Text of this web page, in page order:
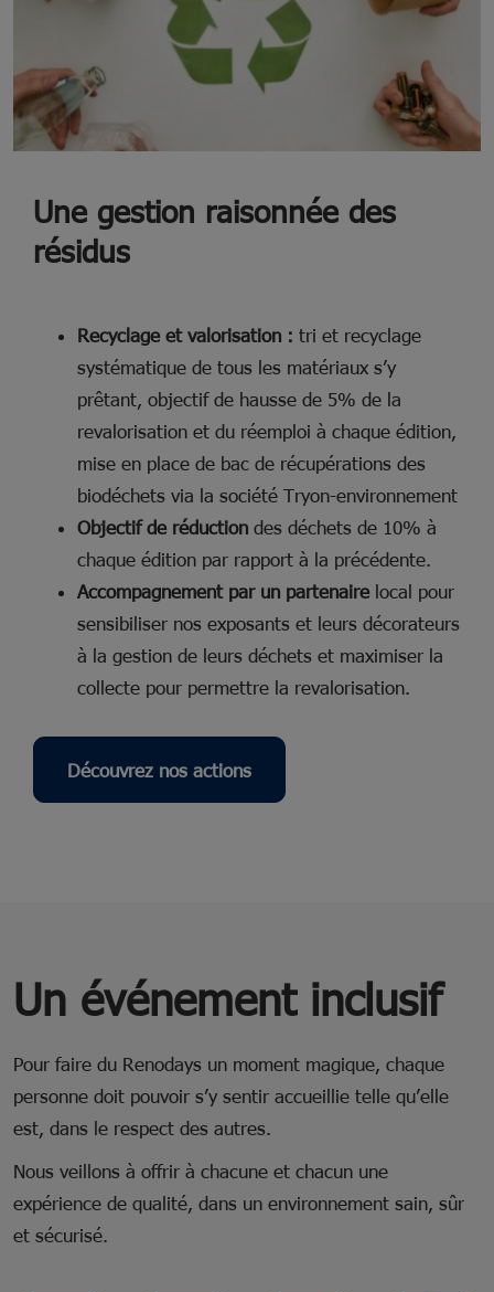
Une gestion raisonnée des
résidus
Recyclage et valorisation : tri et recyclage
systématique de tous les matériaux s’y
prêtant, objectif de hausse de 5% de la
revalorisation et du réemploi à chaque édition,
mise en place de bac de récupérations des
biodéchets via la société Tryon-environnement
Objectif de réduction des déchets de 10% à
chaque édition par rapport à la précédente.
Accompagnement par un partenaire local pour
sensibiliser nos exposants et leurs décorateurs
à la gestion de leurs déchets et maximiser la
collecte pour permettre la revalorisation.
Découvrez nos actions
Un événement inclusif
Pour faire du Renodays un moment magique, chaque
personne doit pouvoir s’y sentir accueillie telle qu’elle
est, dans le respect des autres.
Nous veillons à offrir à chacune et chacun une
expérience de qualité, dans un environnement sain, sûr
et sécurisé.